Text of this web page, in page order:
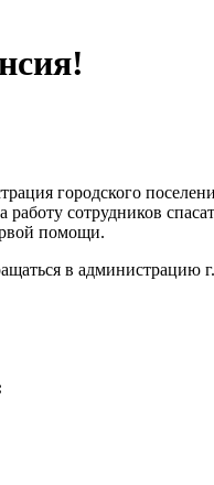
городского
работу сотрудников
помощи.
в администрацию